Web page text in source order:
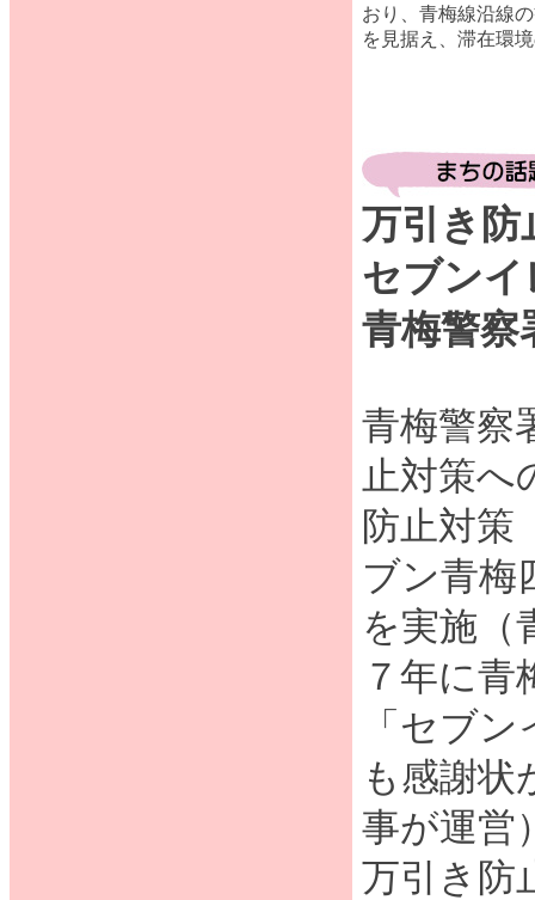
おり、青梅線沿線
を見据え、滞在環
万引き防
セブンイ
青梅警察
青梅警察
止対策へ
防止対策
ブン青梅
を実施（
７年に
「セブ
も感謝状
事が運営
万引き防